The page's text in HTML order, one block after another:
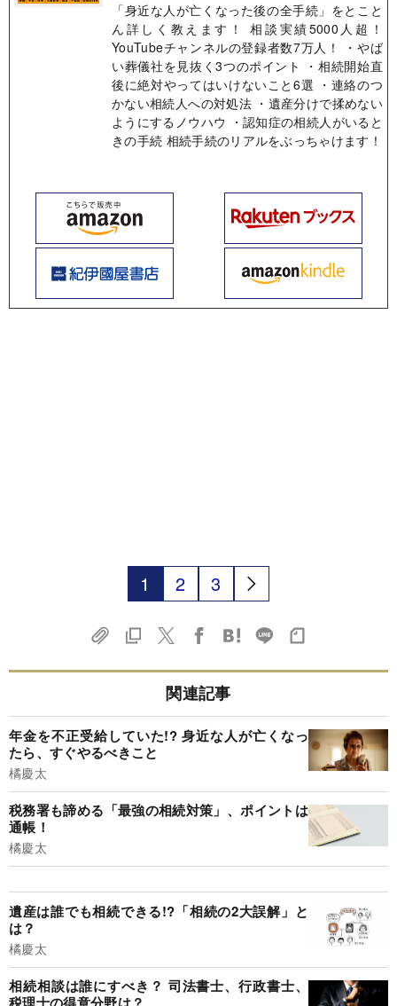
「身近な人が亡くなった後の全手続」をとこと
ん詳しく教えます！ 相談実績5000人超！
YouTubeチャンネルの登録者数7万人！ ・やば
い葬儀社を見抜く3つのポイント ・相続開始直
後に絶対やってはいけないこと6選 ・連絡のつ
かない相続人への対処法 ・遺産分けで揉めない
ようにするノウハウ ・認知症の相続人がいると
きの手続 相続手続のリアルをぶっちゃけます！
1 2 3
関連記事
年金を不正受給していた!? 身近な人が亡くなっ
たら、すぐやるべきこと
橘慶太
税務署も諦める「最強の相続対策」、ポイントは
通帳！
橘慶太
遺産は誰でも相続できる!?「相続の2大誤解」と
は？
橘慶太
相続相談は誰にすべき？ 司法書士、行政書士、